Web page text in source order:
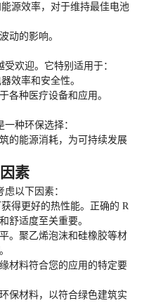
源效率，对于维持最佳电池
动的影响。
欢迎。它特别适用于：
效率和安全性。
各种医疗设备和应用。
种环保选择：
的能源消耗，为可持续发展
素
以下因素：
得更好的热性能。正确的 R
舒适度至关重要。
。聚乙烯泡沫和硅橡胶等材
材料符合您的应用的特定要
保材料，以符合绿色建筑实